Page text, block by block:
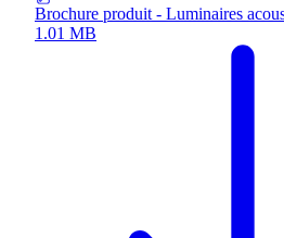
Brochure produit - Luminaires
1.01 MB